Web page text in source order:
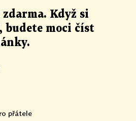
zdarma. Když si
budete moci číst
.
přátele